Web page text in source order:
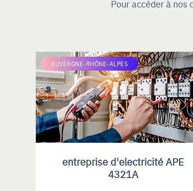
Pour accéder à nos
AUVERGNE-RHÔNE-ALPES
entreprise d'electricité APE
4321A